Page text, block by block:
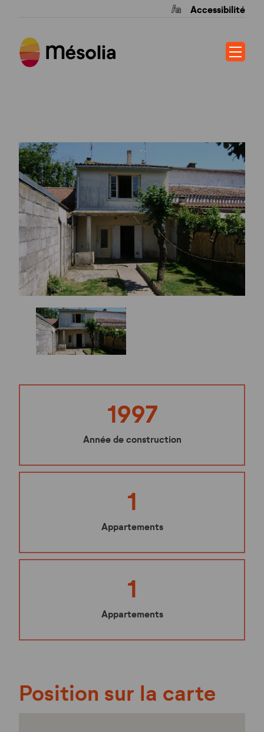
Accessibilité
1997
Année de construction
1
Appartements
1
Appartements
Position sur la carte